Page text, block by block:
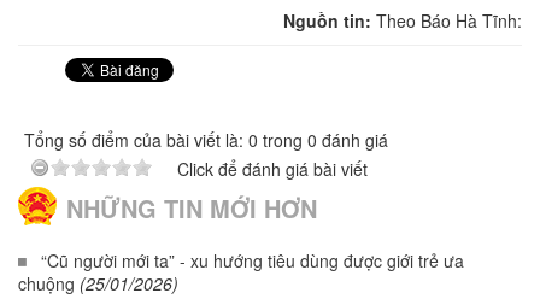
Nguồn tin: Theo Báo Hà Tĩnh:
Tổng số điểm của bài viết là: 0 trong 0 đánh giá
Click để đánh giá bài viết
NHỮNG TIN MỚI HƠN
“Cũ người mới ta” - xu hướng tiêu dùng được giới trẻ ưa
chuộng (25/01/2026)